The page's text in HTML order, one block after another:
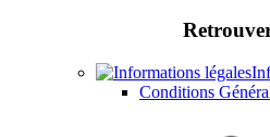
Conditions